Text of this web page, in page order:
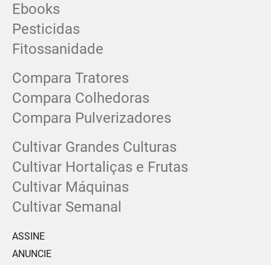
Ebooks
Pesticidas
Fitossanidade
Compara Tratores
Compara Colhedoras
Compara Pulverizadores
Cultivar Grandes Culturas
Cultivar Hortaliças e Frutas
Cultivar Máquinas
Cultivar Semanal
ASSINE
ANUNCIE